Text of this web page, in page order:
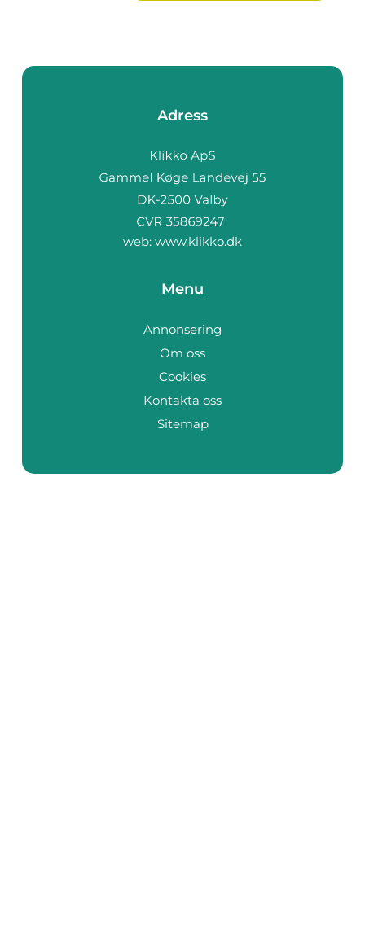
Adress
web: www.klikko.dk
Menu
Annonsering
Om oss
Cookies
Kontakta oss
Sitemap